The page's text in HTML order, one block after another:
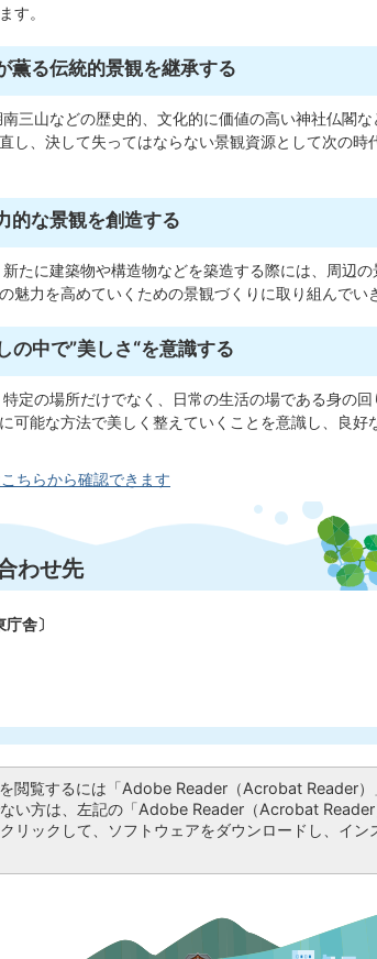
す。
薫る伝統的景観を継承する
三山などの歴史的、文化的に価値の高い神社仏閣
し、決して失ってはならない景観資源として次の時
的な景観を創造する
たに建築物や構造物などを築造する際には、周辺の
魅力を高めていくための景観づくりに取り組んでい
の中で”美しさ“を意識する
定の場所だけでなく、日常の生活の場である身の
可能な方法で美しく整えていくことを意識し、良好
ちらから確認できます
わせ先
舎〕
閲覧するには「Adobe Reader（Acrobat Reader）
い方は、左記の「Adobe Reader（Acrobat Reader
リックして、ソフトウェアをダウンロードし、イン